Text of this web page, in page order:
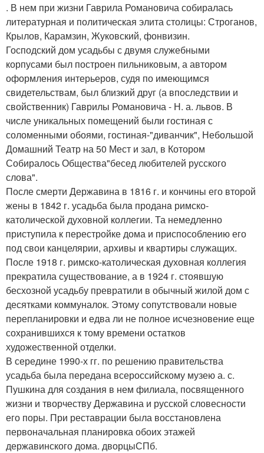
. В нем при жизни Гаврила Романовича собиралась
литературная и политическая элита столицы: Строганов,
Крылов, Карамзин, Жуковский, фонвизин.
Господский дом усадьбы с двумя служебными
корпусами был построен пильниковым, а автором
оформления интерьеров, судя по имеющимся
свидетельствам, был близкий друг (а впоследствии и
свойственник) Гаврилы Романовича - Н. а. львов. В
числе уникальных помещений были гостиная с
соломенными обоями, гостиная-"диванчик", Небольшой
Домашний Театр на 50 Мест и зал, в Котором
Собиралось Общества"бесед любителей русского
слова".
После смерти Державина в 1816 г. и кончины его второй
жены в 1842 г. усадьба былa проданa римско-
католической духовной коллегии. Та немедленно
приступила к перестройке дома и приспособлению его
под свои канцелярии, архивы и квартиры служащих.
После 1918 г. римско-католическая духовная коллегия
прекратила существование, а в 1924 г. стоявшую
бесхозной усадьбу превратили в обычный жилой дом с
десятками коммуналок. Этому сопутствовали новые
перепланировки и едва ли не полное исчезновение еще
сохранившихся к тому времени остатков
художественной отделки.
В середине 1990-х гг. по решению правительства
усадьба была передана всероссийскому музею а. с.
Пушкина для создания в нем филиала, посвященного
жизни и творчеству Державина и русской словесности
его поры. При реставрации была восстановлена
первоначальная планировка обоих этажей
державинского дома. дворцыСПб.